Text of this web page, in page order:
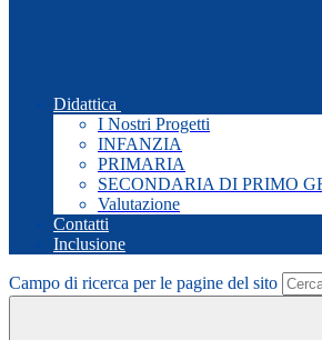
Didattica
I Nostri Progetti
INFANZIA
PRIMARIA
SECONDARIA DI PRIMO
Valutazione
Contatti
Inclusione
Campo di ricerca per le pagine del sito